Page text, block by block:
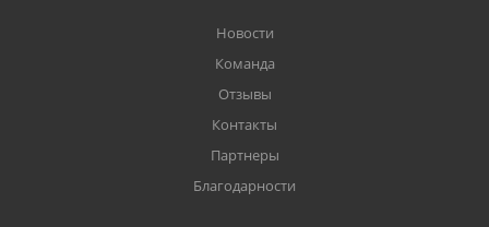
Новости
Команда
Отзывы
Контакты
Партнеры
Благодарности